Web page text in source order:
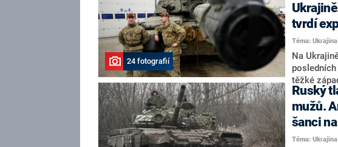
24 fotografií
tvrdí
Téma: Ukrajina
Na
těžké
roli v
Leopard 2
ruském
tankových
bojová
Ruský
mužů.
šanci
Téma: Ukrajina